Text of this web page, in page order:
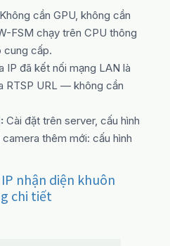
Không cần GPU, không cần
FSM chạy trên CPU thông
cung cấp.
IP đã kết nối mạng LAN là
RTSP URL — không cần
Cài đặt trên server, cấu hình
thêm mới: cấu hình
nhận diện khuôn
chi tiết